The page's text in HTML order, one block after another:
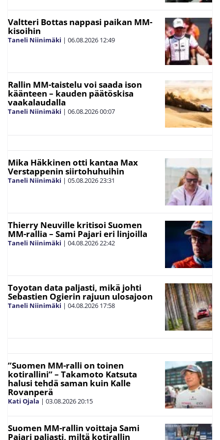
Valtteri Bottas nappasi paikan MM-
kisoihin
Taneli Niinimäki | 06.08.2026 12:49
Rallin MM-taistelu voi saada ison
käänteen – kauden päätöskisa
vaakalaudalla
Taneli Niinimäki | 06.08.202600:07
Mika Häkkinen otti kantaa Max
Verstappenin siirtohuhuihin
Taneli Niinimäki | 05.08.202623:31
Thierry Neuville kritisoi Suomen
MM-rallia – Sami Pajari eri linjoilla
Taneli Niinimäki | 04.08.202622:42
Toyotan data paljasti, mikä johti
Sebastien Ogierin rajuun ulosajoon
Taneli Niinimäki | 04.08.2026 17:58
”Suomen MM-ralli on toinen
kotirallini” – Takamoto Katsuta
halusi tehdä saman kuin Kalle
Rovanperä
Kati Ojala | 03.08.202620:15
Suomen MM-rallin voittaja Sami
Pajari paljasti, miltä kotirallin